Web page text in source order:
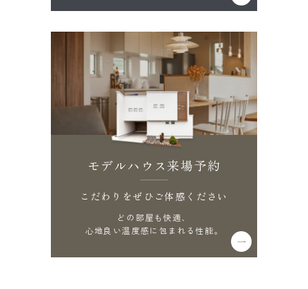
モデルハウス来場予約
こだわりをぜひご体感ください
どの部屋も快適、
心地良い温度感に包まれる性能。